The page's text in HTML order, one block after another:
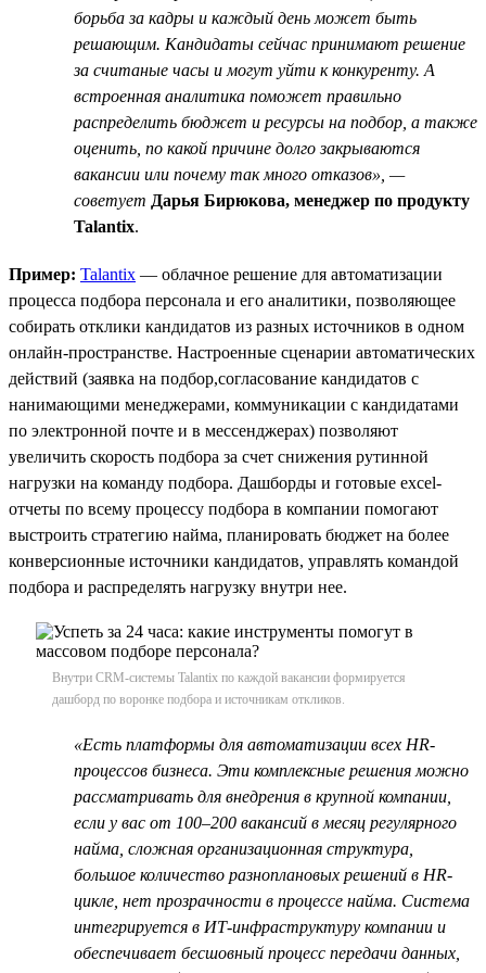
борьба за кадры и каждый день может быть
решающим. Кандидаты сейчас принимают решение
за считаные часы и могут уйти к конкуренту. А
встроенная аналитика поможет правильно
распределить бюджет и ресурсы на подбор, а также
оценить, по какой причине долго закрываются
вакансии или почему так много отказов», —
советует Дарья Бирюкова, менеджер по продукту
Talantix.
Пример: Talantix — облачное решение для автоматизации
процесса подбора персонала и его аналитики, позволяющее
собирать отклики кандидатов из разных источников в одном
онлайн-пространстве. Настроенные сценарии автоматических
действий (заявка на подбор,согласование кандидатов с
нанимающими менеджерами, коммуникации с кандидатами
по электронной почте и в мессенджерах) позволяют
увеличить скорость подбора за счет снижения рутинной
нагрузки на команду подбора. Дашборды и готовые excel-
отчеты по всему процессу подбора в компании помогают
выстроить стратегию найма, планировать бюджет на более
конверсионные источники кандидатов, управлять командой
подбора и распределять нагрузку внутри нее.
Внутри CRM-системы Talantix по каждой вакансии формируется
дашборд по воронке подбора и источникам откликов.
«Есть платформы для автоматизации всех HR-
процессов бизнеса. Эти комплексные решения можно
рассматривать для внедрения в крупной компании,
если у вас от 100–200 вакансий в месяц регулярного
найма, сложная организационная структура,
большое количество разноплановых решений в HR-
цикле, нет прозрачности в процессе найма. Система
интегрируется в ИТ-инфраструктуру компании и
обеспечивает бесшовный процесс передачи данных,